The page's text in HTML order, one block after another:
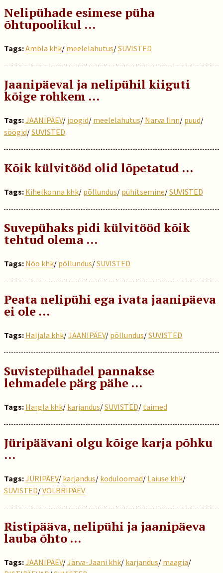
Nelipühade esimese püha
õhtupoolikul …
Tags:Ambla khk/ meelelahutus/SUVISTED
Jaanipäeval ja nelipühil kiiguti
kõige rohkem …
Tags:JAANIPÄEV/ joogid/ meelelahutus/ Narva linn/ puud/
söögid/SUVISTED
Kõik külvitööd olid lõpetatud …
Tags: Kihelkonna khk/ põllundus/ pühitsemine/SUVISTED
Suvepühaks pidi külvitööd kõik
tehtud olema …
Tags: Nõo khk/ põllundus/SUVISTED
Peata nelipühi ega ivata jaanipäeva
ei ole ...
Tags: Haljala khk/JAANIPÄEV/ põllundus/SUVISTED
Suvistepühadel pannakse
lehmadele pärg pähe ...
Tags: Hargla khk/ karjandus/SUVISTED/ taimed
Jüripäävani olgu kõige karja põhku
…
Tags:JÜRIPÄEV/ karjandus/ koduloomad/ Laiuse khk/
SUVISTED/VOLBRIPÄEV
Ristipääva, nelipühi ja jaanipäeva
lauba õhto …
Tags:JAANIPÄEV/Järva-Jaani khk/ karjandus/ maagia/